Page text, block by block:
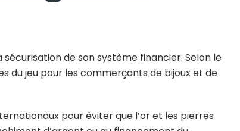
de son système financier. Selon le
du jeu pour les commerçants de bijoux et de
pour éviter que l’or et les pierres